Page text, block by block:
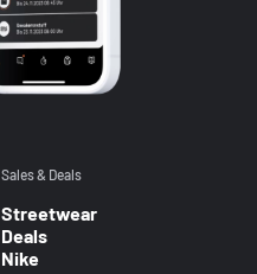
Sales & Deals
Streetwear
Deals
Nike